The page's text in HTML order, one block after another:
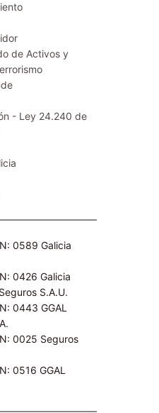
de Activos y
- Ley 24.240 de
0589 Galicia
0426 Galicia
S.A.U.​
0443 GGAL
0025 Seguros
0516 GGAL